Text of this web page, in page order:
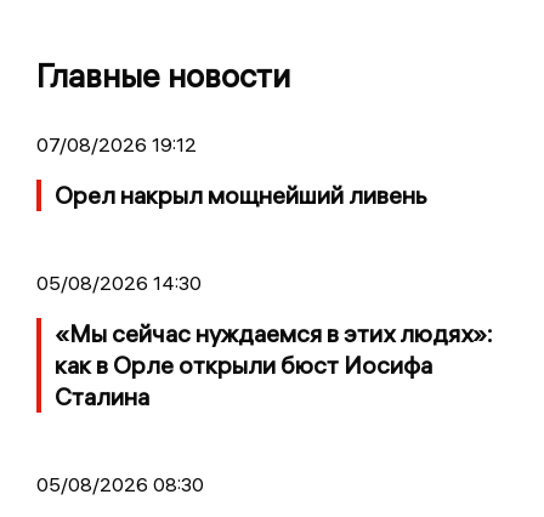
Главные новости
07/08/2026 19:12
Орел накрыл мощнейший ливень
05/08/2026 14:30
«Мы сейчас нуждаемся в этих людях»:
как в Орле открыли бюст Иосифа
Сталина
05/08/2026 08:30